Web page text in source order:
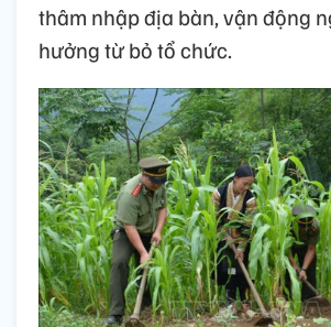
thâm nhập địa bàn, vận động
hưởng từ bỏ tổ chức.